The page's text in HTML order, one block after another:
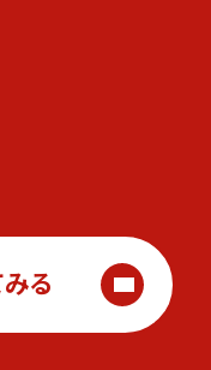
る